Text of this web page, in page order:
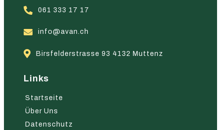
061 333 17 17
info@avan.ch
Birsfelderstrasse 93 4132 Muttenz
Links
Startseite
Über Uns
Datenschutz